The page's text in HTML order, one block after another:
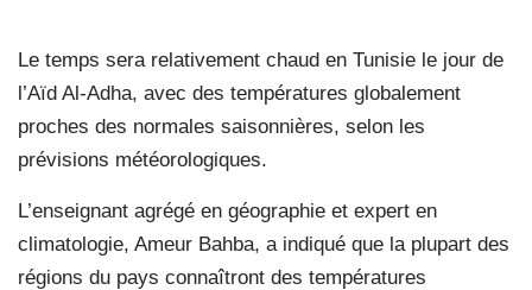
Le temps sera relativement chaud en Tunisie le jour de
l’Aïd Al-Adha, avec des températures globalement
proches des normales saisonnières, selon les
prévisions météorologiques.
L’enseignant agrégé en géographie et expert en
climatologie, Ameur Bahba, a indiqué que la plupart des
régions du pays connaîtront des températures